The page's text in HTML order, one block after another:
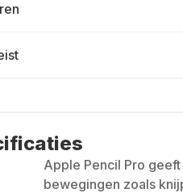
Apple Pencil Pro
bewegingen zoals